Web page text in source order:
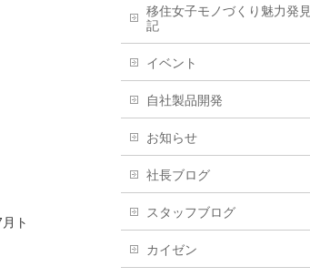
ト
移住女子モノづくり魅力発見
記
イベント
自社製品開発
お知らせ
社長ブログ
スタッフブログ
カイゼン